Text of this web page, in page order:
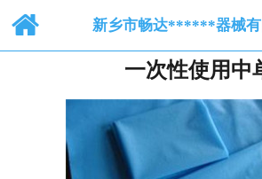
新乡市畅达******器械有
一次性使用中